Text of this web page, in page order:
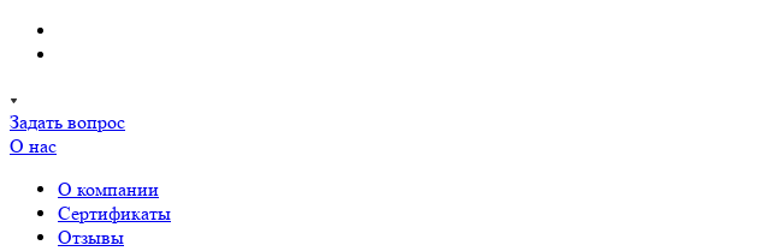
Задать вопрос
О нас
О компании
Сертификаты
Отзывы